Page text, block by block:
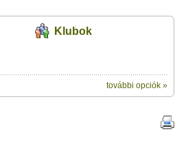
Klubok
további opciók »